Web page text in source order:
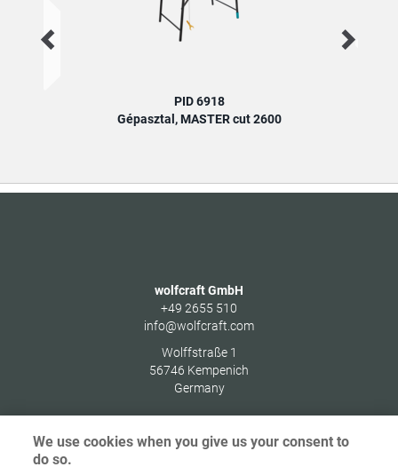
PID 6918
Gépasztal, MASTER cut 2600
wolfcraft GmbH
+49 2655 510
info@wolfcraft.com
Wolffstraße 1
56746 Kempenich
Germany
We use cookies when you give us your consent to
do so.